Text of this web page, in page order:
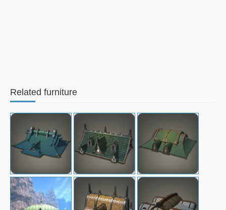
Related furniture